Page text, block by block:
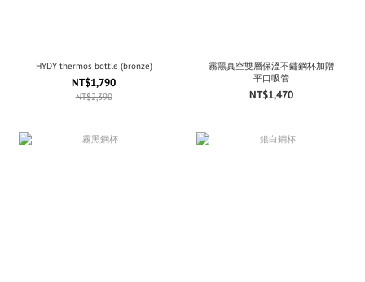
HYDY thermos bottle (bronze)
NT$1,790
NT$2,390
霧黑真空雙層保溫不鏽鋼杯加贈
平口吸管
NT$1,470